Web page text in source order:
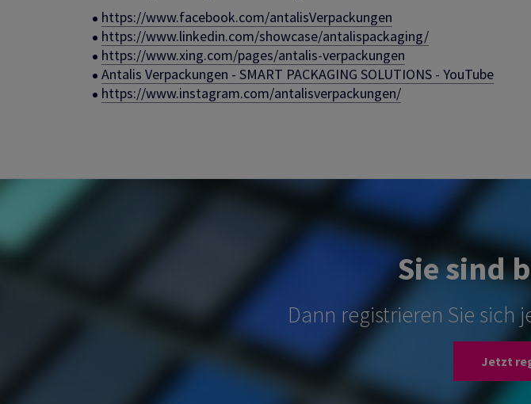
https://www.facebook.com/antalisVerpackungen
https://www.linkedin.com/showcase/antalispackaging/
https://www.xing.com/pages/antalis-verpackungen
Antalis Verpackungen - SMART PACKAGING SOLUTIONS - YouTube
https://www.instagram.com/antalisverpackungen/
Sie sind
Dann registrieren Sie
Jetzt